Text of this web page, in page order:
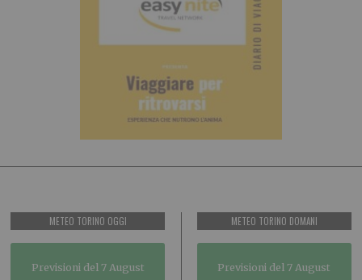
METEO TORINO OGGI
Previsioni del 7 August
METEO TORINO DOMANI
Previsioni del 7 August